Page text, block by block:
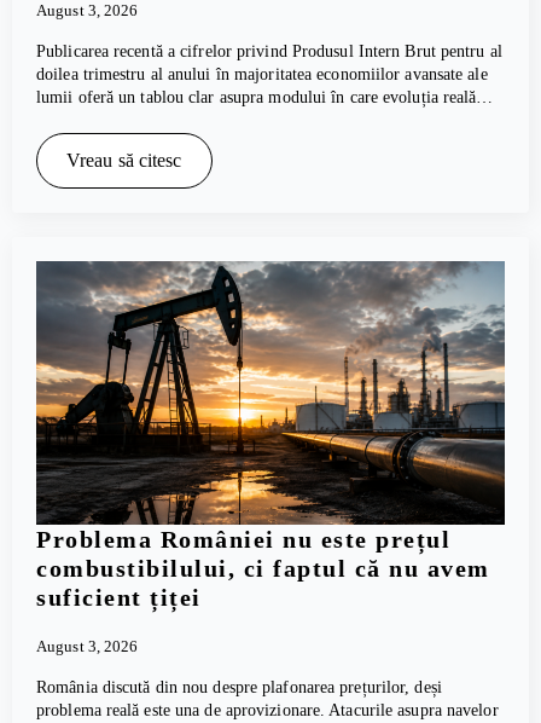
August 3, 2026
Publicarea recentă a cifrelor privind Produsul Intern Brut pentru al
doilea trimestru al anului în majoritatea economiilor avansate ale
lumii oferă un tablou clar asupra modului în care evoluția reală…
Vreau să citesc
Problema României nu este prețul
combustibilului, ci faptul că nu avem
suficient țiței
August 3, 2026
România discută din nou despre plafonarea prețurilor, deși
problema reală este una de aprovizionare. Atacurile asupra navelor